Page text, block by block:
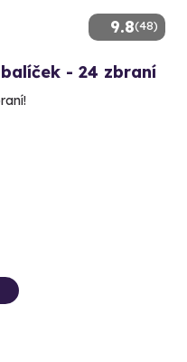
9.8(48)
- 24 zbraní